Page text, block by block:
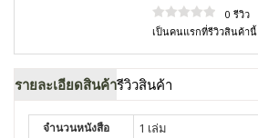
0 รีวิว
เป็นคนแรกที่รีวิวสินค้านี้
รายละเอียดสินค้ารีวิวสินค้า
จำนวนหนังสือ 1 เล่ม